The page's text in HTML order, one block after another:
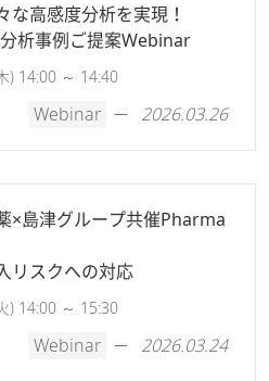
な高感度分析を実現！
析事例ご提案Webinar
) 14:00 ～ 14:40
Webinar 2026.03.26
×島津グループ共催Pharma
リスクへの対応
) 14:00 ～ 15:30
Webinar 2026.03.24